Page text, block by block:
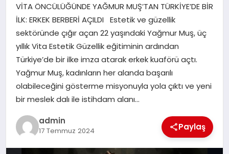
SAĞLIK
SIYASET
SPOR
TEKNOLOJI
YAŞAM
VİTA ÖNCÜLÜĞÜNDE YAĞMUR MUŞ’TAN TÜRKİYE’DE BİR
İLK: ERKEK BERBERİ AÇILDI Estetik ve güzellik
sektöründe çığır açan 22 yaşındaki Yağmur Muş, üç
yıllık Vita Estetik Güzellik eğitiminin ardından
Türkiye’de bir ilke imza atarak erkek kuaförü açtı.
Yağmur Muş, kadınların her alanda başarılı
olabileceğini gösterme misyonuyla yola çıktı ve yeni
bir meslek dalı ile istihdam alanı…
admin
17 Temmuz 2024 Paylaş